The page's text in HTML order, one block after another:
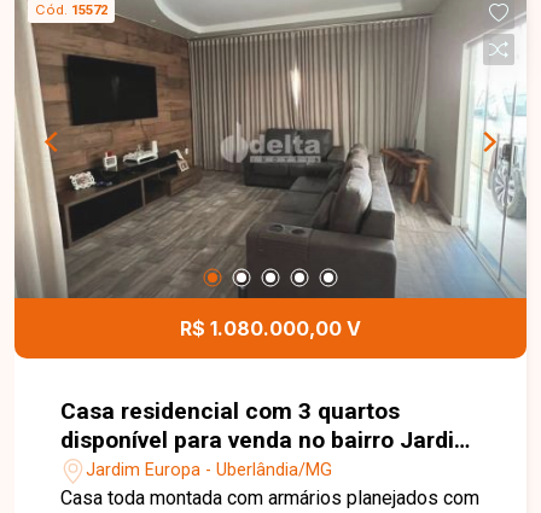
Cód. 15572
R$ 1.080.000,00 V
Casa residencial com 3 quartos
disponível para venda no bairro Jardim
Europa em Uberlândia-MG.
Jardim Europa - Uberlândia/MG
Casa toda montada com armários planejados com